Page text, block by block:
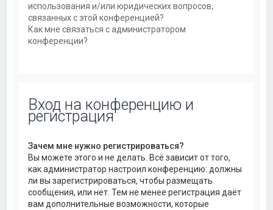
использования и/или юридических вопросов,
связанных с этой конференцией?
Как мне связаться с администратором
конференции?
Вход на конференцию и
регистрация
Зачем мне нужно регистрироваться?
Вы можете этого и не делать. Всё зависит от того,
как администратор настроил конференцию: должны
ли вы зарегистрироваться, чтобы размещать
сообщения, или нет. Тем не менее регистрация даёт
вам дополнительные возможности, которые